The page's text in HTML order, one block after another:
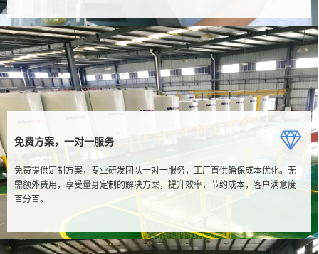
免费方案，一对一服务
免费提供定制方案，专业研发团队一对一服务，工厂直供确保成本优化。无
需额外费用，享受量身定制的解决方案，提升效率，节约成本，客户满意度
百分百。